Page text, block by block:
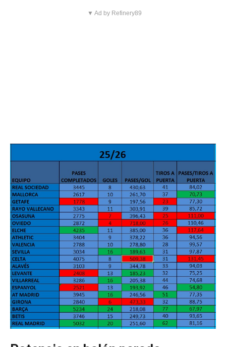
▼ Ad by Refinery89